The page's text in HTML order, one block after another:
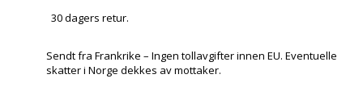
30 dagers retur.
Sendt fra Frankrike – Ingen tollavgifter innen EU. Eventuelle
skatter i Norge dekkes av mottaker.